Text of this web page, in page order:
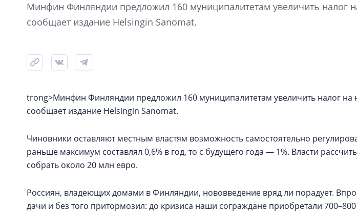
Минфин Финляндии предложил 160 муниципалитетам увеличить налог
сообщает издание Helsingin Sanomat.
trong>Минфин Финляндии предложил 160 муниципалитетам увеличить налог на
сообщает издание Helsingin Sanomat.
Чиновники оставляют местным властям возможность самостоятельно
раньше максимум составлял 0,6% в год, то с будущего года — 1%. Власти
собрать около 20 млн евро.
Россиян, владеющих домами в Финляндии, нововведение вряд ли порадует.
дачи и без того притормозил: до кризиса наши сограждане приобретали